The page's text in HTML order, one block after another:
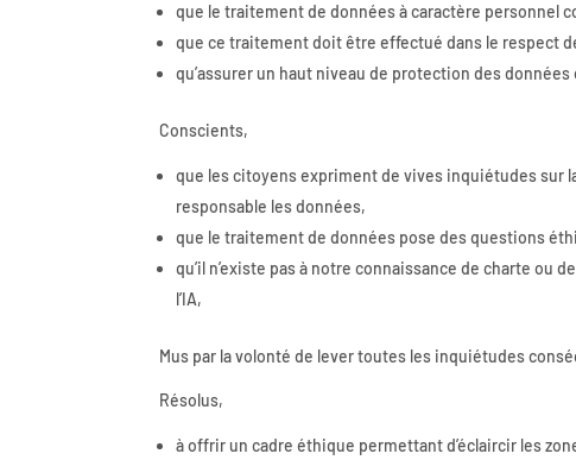
que le traitement de données à caractère
que ce traitement doit être effectué dans le respect
qu’assurer un haut niveau de protection des
Conscients,
que les citoyens expriment de vives inquiétudes sur
responsable les données,
que le traitement de données pose des questions
qu’il n’existe pas à notre connaissance de charte ou
l’IA,
Mus par la volonté de lever toutes les inquiétudes
Résolus,
à offrir un cadre éthique permettant d’éclaircir les